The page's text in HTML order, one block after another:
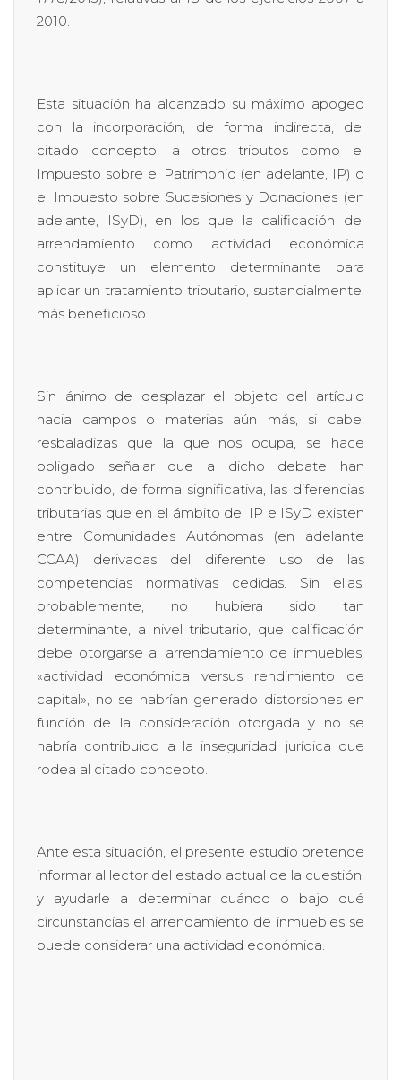
2010.
Esta situación ha alcanzado su máximo apogeo
con la incorporación, de forma indirecta, del
citado concepto, a otros tributos como el
Impuesto sobre el Patrimonio (en adelante, IP) o
el Impuesto sobre Sucesiones y Donaciones (en
adelante, ISyD), en los que la calificación del
arrendamiento como actividad económica
constituye un elemento determinante para
aplicar un tratamiento tributario, sustancialmente,
más beneficioso.
Sin ánimo de desplazar el objeto del artículo
hacia campos o materias aún más, si cabe,
resbaladizas que la que nos ocupa, se hace
obligado señalar que a dicho debate han
contribuido, de forma significativa, las diferencias
tributarias que en el ámbito del IP e ISyD existen
entre Comunidades Autónomas (en adelante
CCAA) derivadas del diferente uso de las
competencias normativas cedidas. Sin ellas,
probablemente, no hubiera sido tan
determinante, a nivel tributario, que calificación
debe otorgarse al arrendamiento de inmuebles,
«actividad económica versus rendimiento de
capital», no se habrían generado distorsiones en
función de la consideración otorgada y no se
habría contribuido a la inseguridad jurídica que
rodea al citado concepto.
Ante esta situación, el presente estudio pretende
informar al lector del estado actual de la cuestión,
y ayudarle a determinar cuándo o bajo qué
circunstancias el arrendamiento de inmuebles se
puede considerar una actividad económica.